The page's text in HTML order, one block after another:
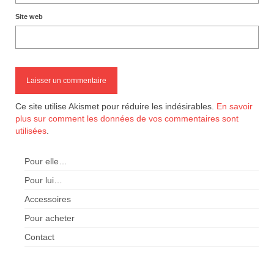
Site web
Ce site utilise Akismet pour réduire les indésirables. En savoir
plus sur comment les données de vos commentaires sont
utilisées
Pour elle…
Pour lui…
Accessoires
Pour acheter
Contact